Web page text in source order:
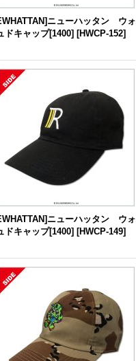
ニューハッタン ウ
ドキャップ[1400] [HWCP-152]
ニューハッタン ウ
ドキャップ[1400] [HWCP-149]